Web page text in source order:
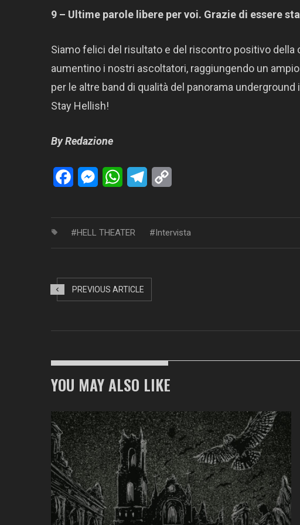
9 – Ultime parole libere per voi. Grazie di essere
Siamo felici del risultato e del riscontro positivo della
aumentino i nostri ascoltatori, raggiungendo un
per le altre band di qualità del panorama underground
Stay Hellish!
By Redazione
FacebookMessengerWhatsAppTelegram
HELL THEATER Intervista
PREVIOUS ARTICLE
YOU MAY ALSO LIKE